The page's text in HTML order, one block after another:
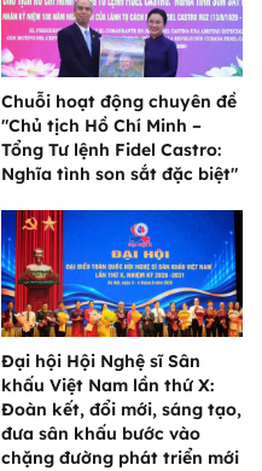
Chuỗi hoạt động chuyên đề
"Chủ tịch Hồ Chí Minh –
Tổng Tư lệnh Fidel Castro:
Nghĩa tình son sắt đặc biệt"
Đại hội Hội Nghệ sĩ Sân
khấu Việt Nam lần thứ X:
Đoàn kết, đổi mới, sáng tạo,
đưa sân khấu bước vào
chặng đường phát triển mới